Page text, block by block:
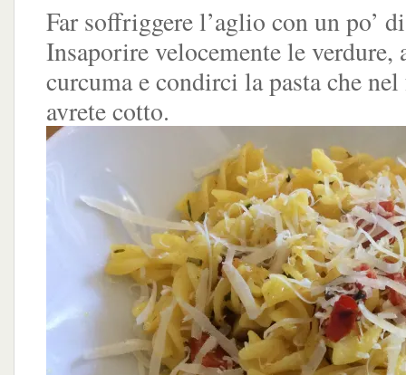
Far soffriggere l’aglio con un po’
Insaporire velocemente le verdure,
curcuma e condirci la pasta che
avrete cotto.